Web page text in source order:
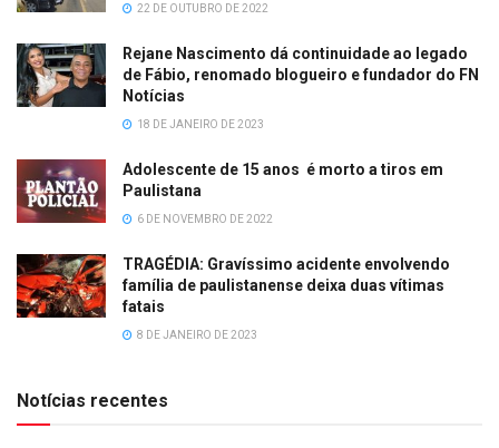
22 DE OUTUBRO DE 2022
Rejane Nascimento dá continuidade ao legado
de Fábio, renomado blogueiro e fundador do FN
Notícias
18 DE JANEIRO DE 2023
Adolescente de 15 anos é morto a tiros em
Paulistana
6 DE NOVEMBRO DE 2022
TRAGÉDIA: Gravíssimo acidente envolvendo
família de paulistanense deixa duas vítimas
fatais
8 DE JANEIRO DE 2023
Notícias recentes